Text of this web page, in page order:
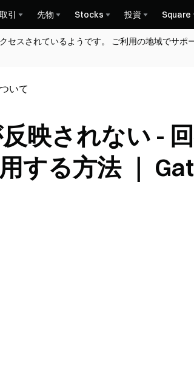
取引 先物 Stocks 投資 Square
セスされているようです。 ご利用の地域でサ
いて
映されない -
する方法 ｜